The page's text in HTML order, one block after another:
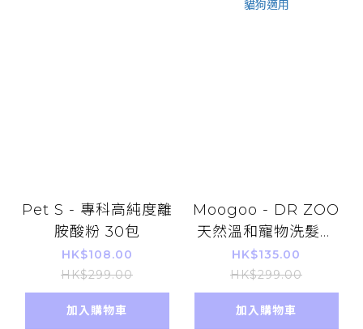
Pet S - 專科高純度離
胺酸粉 30包
HK$108.00
HK$299.00
加入購物車
Moogoo - DR ZOO
天然溫和寵物洗髮液
500ml 平行進口 貓狗
適用
HK$135.00
HK$299.00
加入購物車